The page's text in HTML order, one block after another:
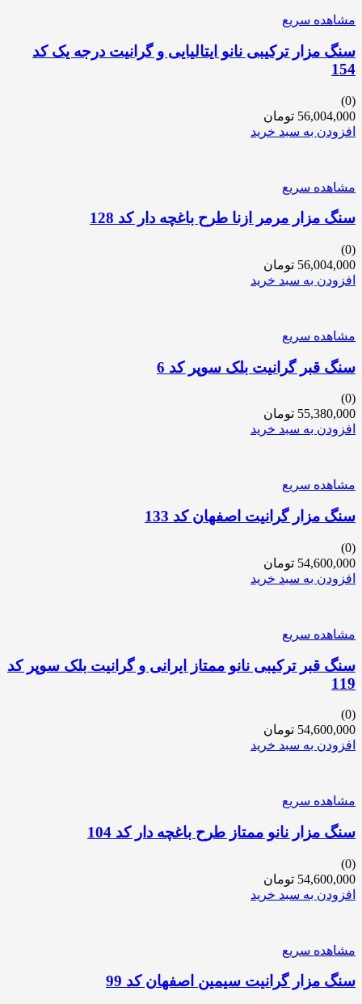
مشاهده سریع
سنگ مزار ترکیبی نانو ایتالیایی و گرانیت درجه یک کد
154
(0)
56,004,000 تومان
افزودن به سبد خرید
مشاهده سریع
سنگ مزار مرمر ازنا طرح باغچه دار کد 128
(0)
56,004,000 تومان
افزودن به سبد خرید
مشاهده سریع
سنگ قبر گرانیت بلک سوپر کد 6
(0)
55,380,000 تومان
افزودن به سبد خرید
مشاهده سریع
سنگ مزار گرانیت اصفهان کد 133
(0)
54,600,000 تومان
افزودن به سبد خرید
مشاهده سریع
سنگ قبر ترکیبی نانو ممتاز ایرانی و گرانیت بلک سوپر کد
119
(0)
54,600,000 تومان
افزودن به سبد خرید
مشاهده سریع
سنگ مزار نانو ممتاز طرح باغچه دار کد 104
(0)
54,600,000 تومان
افزودن به سبد خرید
مشاهده سریع
سنگ مزار گرانیت سیمین اصفهان کد 99